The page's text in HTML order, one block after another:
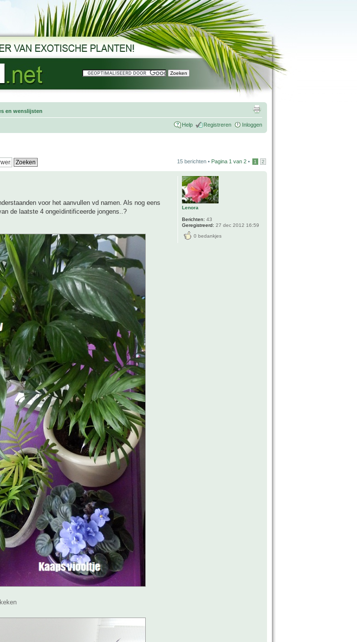
en wenslijsten
Help Registreren Inloggen
15 berichten • Pagina 1 van 2 • 1 2
voor het aanvullen vd namen. Als nog eens
de laatste 4 ongeïdintificeerde jongens..?
Lenora
Berichten: 43
Geregistreerd: 27 dec 2012 16:59
0 bedankjes